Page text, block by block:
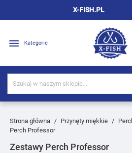
X-FISH.PL
 Kategorie
Strona główna Przynęty miękkie
Perch Professor
Zestawy Perch Professor